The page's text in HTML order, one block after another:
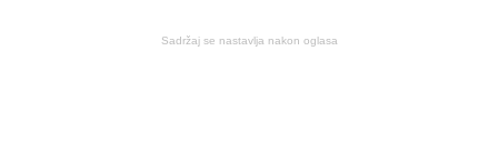
Sadržaj se nastavlja nakon oglasa